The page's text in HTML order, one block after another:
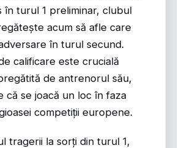
în turul 1 preliminar, clubul
acum să afle care
în turul secund.
calificare este crucială
de antrenorul său,
că se joacă un loc în faza
competiții europene.
tragerii la sorți din turul 1,